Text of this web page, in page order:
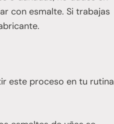
con esmalte. Si trabajas
este proceso en tu rutina